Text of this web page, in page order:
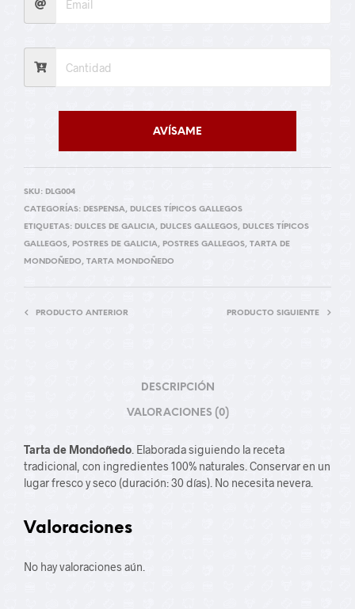
AVÍSAME
SKU: DLG004
CATEGORÍAS: DESPENSA, DULCES TÍPICOS GALLEGOS
ETIQUETAS: DULCES DE GALICIA, DULCES GALLEGOS, DULCES TÍPICOS
GALLEGOS, POSTRES DE GALICIA, POSTRES GALLEGOS, TARTA DE
MONDOÑEDO, TARTA MONDOÑEDO
PRODUCTO ANTERIOR PRODUCTO SIGUIENTE
DESCRIPCIÓN
VALORACIONES (0)
Tarta de Mondoñedo . Elaborada siguiendo la receta
tradicional, con ingredientes 100% naturales. Conservar en un
lugar fresco y seco (duración: 30 días). No necesita nevera.
Valoraciones
No hay valoraciones aún.